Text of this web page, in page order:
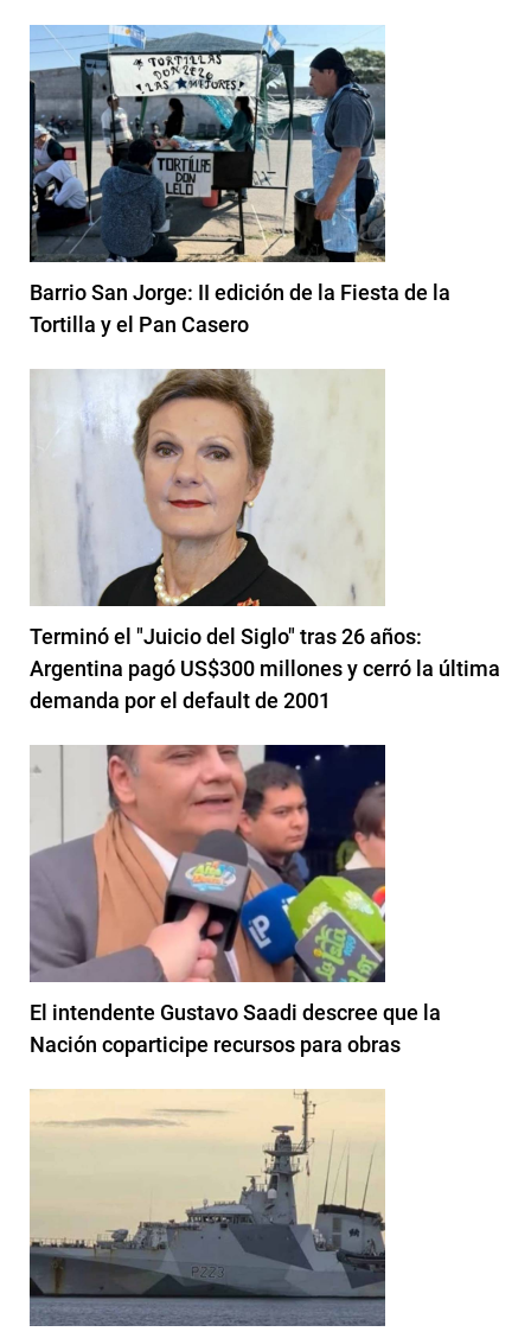
Barrio San Jorge: II edición de la Fiesta de la
Tortilla y el Pan Casero
Terminó el "Juicio del Siglo" tras 26 años:
Argentina pagó US$300 millones y cerró la última
demanda por el default de 2001
El intendente Gustavo Saadi descree que la
Nación coparticipe recursos para obras